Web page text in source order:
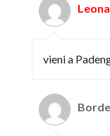
vieni a